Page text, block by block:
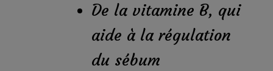
De la vitamine B, qui
aide à la régulation
du sébum